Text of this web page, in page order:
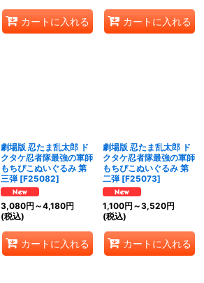
カートに入れる カートに入れる
劇場版 忍たま乱太郎 ド
クタケ忍者隊最強の軍師
もちぴこぬいぐるみ 第
三弾 [F25082]
3,080円 ～4,180円
(税込)
カートに入れる
劇場版 忍たま乱太郎 ド
クタケ忍者隊最強の軍師
もちぴこぬいぐるみ 第
二弾 [F25073]
1,100円 ～3,520円
(税込)
カートに入れる